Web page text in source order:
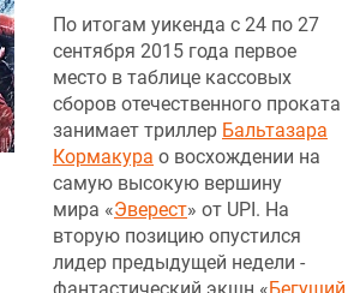
По итогам уикенда с 24 по 27
сентября 2015 года первое
место в таблице кассовых
сборов отечественного проката
занимает триллер Бальтазара
Кормакура о восхождении на
самую высокую вершину
мира «Эверест» от UPI. На
вторую позицию опустился
лидер предыдущей недели -